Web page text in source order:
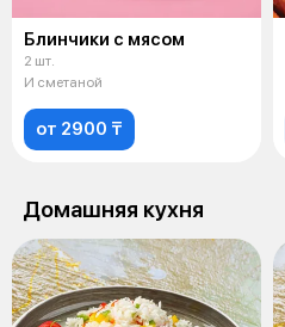
Блинчики с мясом
2 шт.
И сметаной
от 2900 ₸
Домашняя кухня